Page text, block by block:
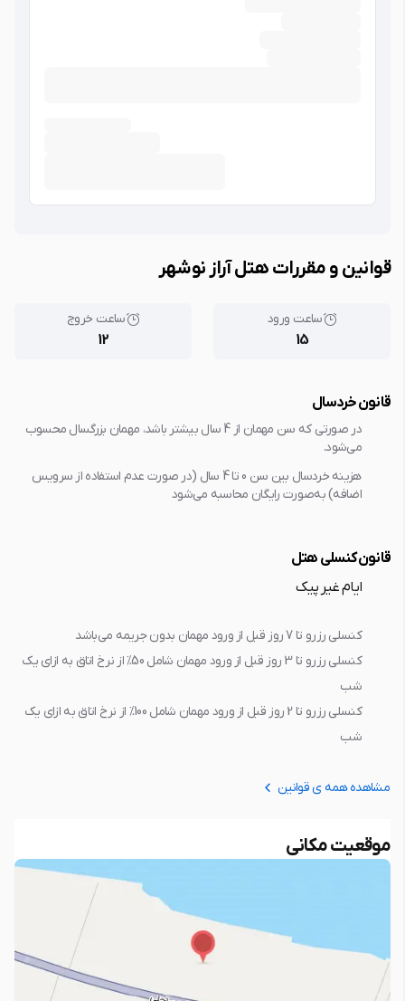
قوانین و مقررات هتل آراز نوشهر
ساعت ورود
15
ساعت خروج
12
قانون خردسال
در صورتی که سن مهمان از 4 سال بیشتر باشد، مهمان بزرگسال محسوب
می‌شود.
هزینه خردسال بین سن 0 تا 4 سال (در صورت عدم استفاده از سرویس
اضافه) به‌صورت رایگان محاسبه می‌شود
قانون کنسلی هتل
ایام غیر پیک
کنسلی رزرو تا 7 روز قبل از ورود مهمان بدون جريمه مي‌باشد
کنسلی رزرو تا 3 روز قبل از ورود مهمان شامل 50% از نرخ اتاق به ازاي يک
شب
کنسلی رزرو تا 2 روز قبل از ورود مهمان شامل 100% از نرخ اتاق به ازاي يک
شب
مشاهده همه ی قوانین
موقعیت مکانی